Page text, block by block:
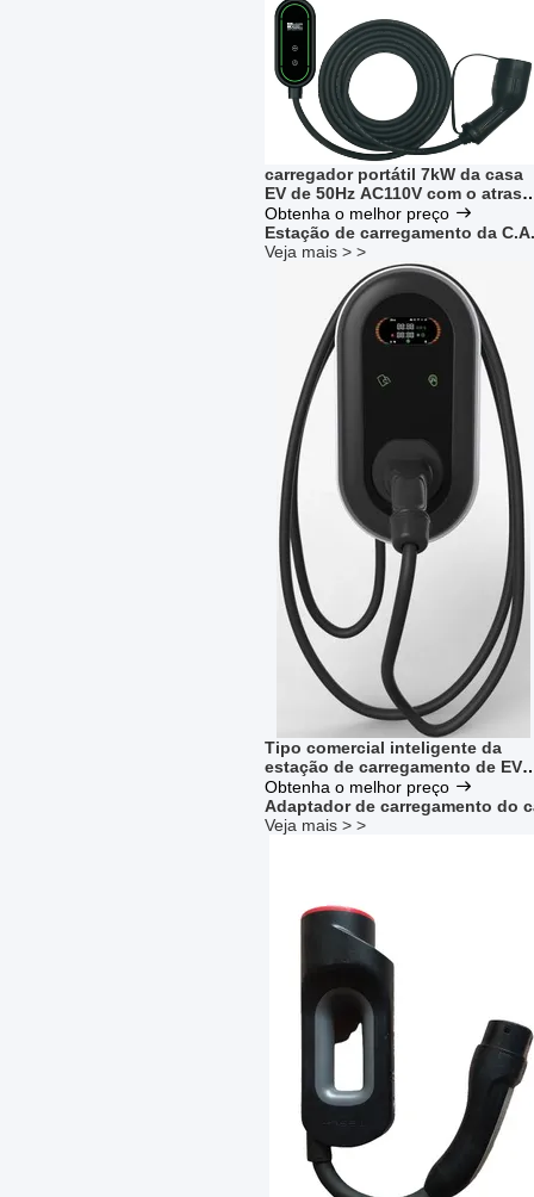
carregador portátil 7kW da casa
EV de 50Hz AC110V com o atraso
que carrega os ampères
Switchable
Obtenha o melhor preço
Estação de carregamento da
Veja mais > >
Tipo comercial inteligente da
estação de carregamento de EV -
2 OCPP2.0 22kW 32A
Obtenha o melhor preço
Adaptador de carregamento do
Veja mais > >